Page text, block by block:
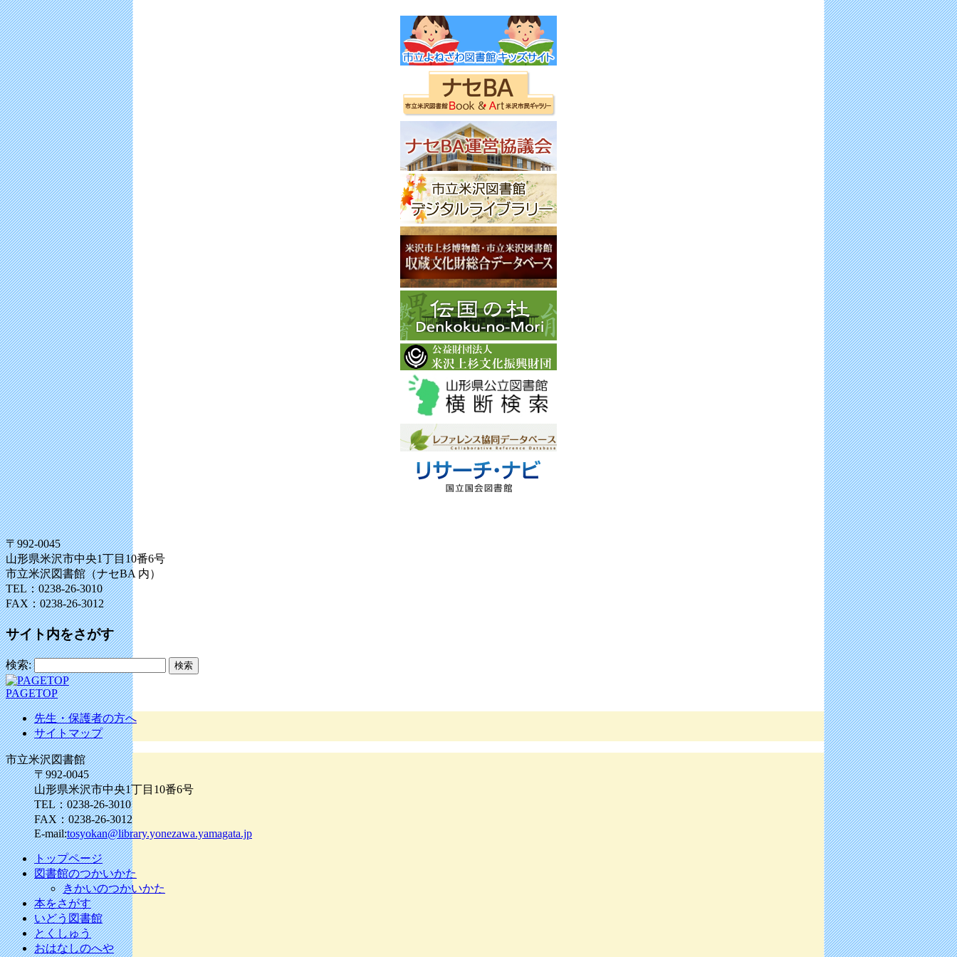
〒992-0045
山形県米沢市中央1丁目10番6号
市立米沢図書館（ナセBA 内）
TEL：0238-26-3010
FAX：0238-26-3012
サイト内をさがす
検索:
PAGETOP
先生・保護者の方へ
サイトマップ
市立米沢図書館
〒992-0045
山形県米沢市中央1丁目10番6号
TEL：0238-26-3010
FAX：0238-26-3012
E-mail:tosyokan@library.yonezawa.yamagata.jp
トップページ
図書館のつかいかた
きかいのつかいかた
本をさがす
いどう図書館
とくしゅう
おはなしのへや